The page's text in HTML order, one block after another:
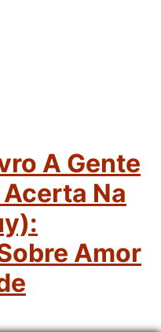
A Gente
Na
Amor